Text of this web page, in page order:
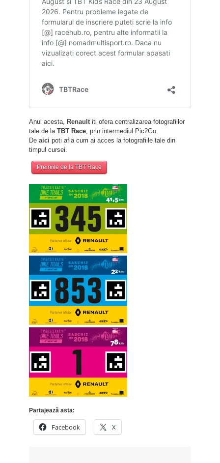
Anul acesta, Renaultiti ofera centralizarea fotografiilor
tale de la TBT Race, prin intermediul Pic2Go.
De aici poti afla cum ai acces la fotografiile tale din
timpul cursei.
Premiile de la TBT Race
Partajează asta:
Facebook X